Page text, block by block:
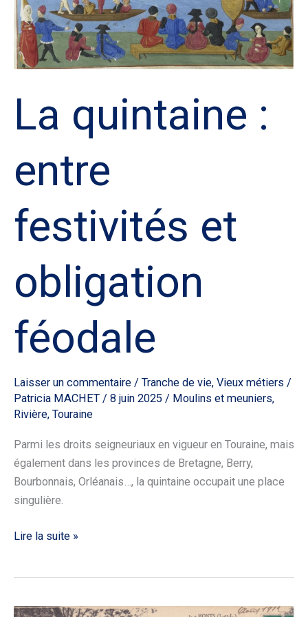
La quintaine :
entre
festivités et
obligation
féodale
Laisser un commentaire / Tranche de vie, Vieux métiers /
Patricia MACHET / 8 juin 2025 / Moulins et meuniers,
Rivière, Touraine
Parmi les droits seigneuriaux en vigueur en Touraine, mais
également dans les provinces de Bretagne, Berry,
Bourbonnais, Orléanais…, la quintaine occupait une place
singulière.
Lire la suite »